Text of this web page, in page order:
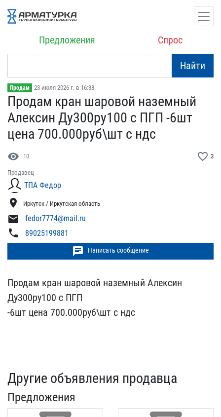
Предложения Спрос
Найти
Продам 23 июля 2026 г. в 16:38
Продам кран шаровой назе​мный
Алексин Ду300ру100 ​с ПГП -6шт
цена 700.00​0руб\шт с ндс
visibility 10 favorite_border 3
Продавец
ТПА Федор
location_on Иркутск / Иркутская область
mail fedor7774@mail.ru
phone 89025199881
chat Написать сообщение
Продам кран шаровой назе​мный Алексин
Ду300ру100 ​с ПГП
-6шт цена 700.00​0руб\шт с ндс
Другие объявления продавца
Предложения